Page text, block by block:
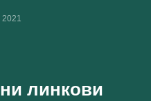
2021
линкови